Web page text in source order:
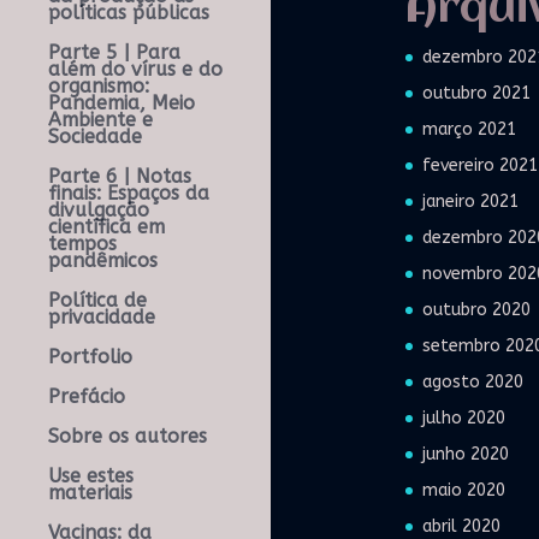
políticas públicas
Parte 5 | Para
além do vírus e do
organismo:
Pandemia, Meio
Ambiente e
Sociedade
Parte 6 | Notas
finais: Espaços da
divulgação
científica em
tempos
pandêmicos
Política de
privacidade
Portfolio
Prefácio
Sobre os autores
Use estes
materiais
Vacinas: da
dezembro
outubro 2021
março 2021
fevereiro 2021
janeiro 2021
dezembro
novembro
outubro 2020
setembro
agosto 2020
julho 2020
junho 2020
maio 2020
abril 2020